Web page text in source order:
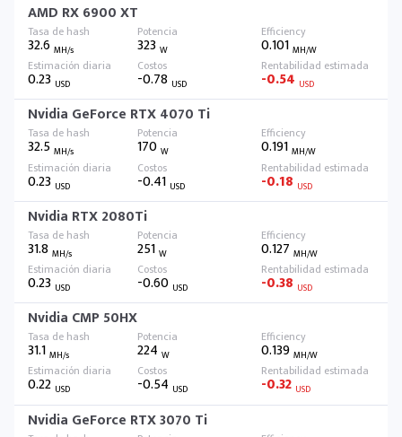
AMD RX 6900 XT
32.6 MH/s 323W 0.101 MH/W
0.23 USD -0.78 USD -0.54 USD
Nvidia GeForce RTX 4070 Ti
32.5 MH/s 170W 0.191 MH/W
0.23 USD -0.41 USD -0.18 USD
Nvidia RTX 2080Ti
31.8 MH/s 251W 0.127 MH/W
0.23 USD -0.60 USD -0.38 USD
Nvidia CMP 50HX
31.1 MH/s 224W 0.139 MH/W
0.22 USD -0.54 USD -0.32 USD
Nvidia GeForce RTX 3070 Ti